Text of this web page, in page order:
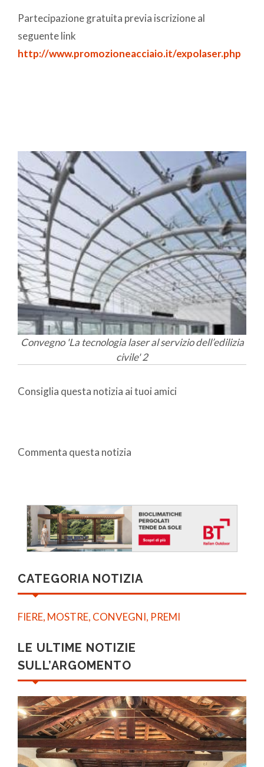
Partecipazione gratuita previa iscrizione al
seguente link
http://www.promozioneacciaio.it/expolaser.php
Convegno 'La tecnologia laser al servizio dell’edilizia
civile' 2
Consiglia questa notizia ai tuoi amici
Commenta questa notizia
CATEGORIA NOTIZIA
FIERE, MOSTRE, CONVEGNI, PREMI
LE ULTIME NOTIZIE
SULL’ARGOMENTO